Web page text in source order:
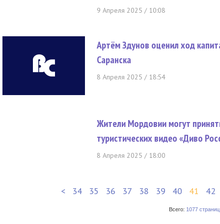
9 Апреля 2025 / 10:08
Артём Здунов оценил ход
Саранска
8 Апреля 2025 / 18:54
Жители Мордовии могут
туристических видео «Диво
8 Апреля 2025 / 18:00
< 34 35 36 37 38 39 40 41 42
Всего: 1077 страниц